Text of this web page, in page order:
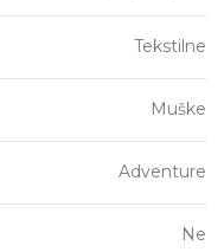
Tekstilne
Muške
Adventure
Ne